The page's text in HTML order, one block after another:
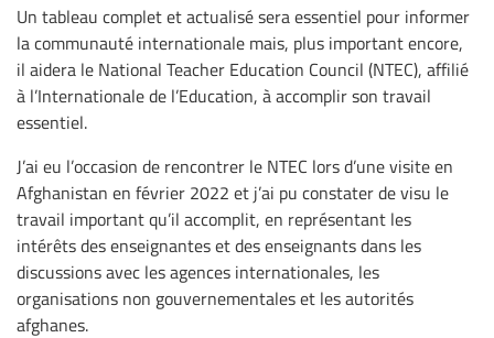
Un tableau complet et actualisé sera essentiel pour informer
la communauté internationale mais, plus important encore,
il aidera le National Teacher Education Council (NTEC), affilié
à l’Internationale de l’Education, à accomplir son travail
essentiel.
J’ai eu l’occasion de rencontrer le NTEC lors d’une visite en
Afghanistan en février 2022 et j’ai pu constater de visu le
travail important qu’il accomplit, en représentant les
intérêts des enseignantes et des enseignants dans les
discussions avec les agences internationales, les
organisations non gouvernementales et les autorités
afghanes.